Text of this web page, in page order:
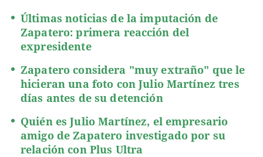
Últimas noticias de la imputación de
Zapatero: primera reacción del
expresidente
Zapatero considera "muy extraño" que le
hicieran una foto con Julio Martínez tres
días antes de su detención
Quién es Julio Martínez, el empresario
amigo de Zapatero investigado por su
relación con Plus Ultra